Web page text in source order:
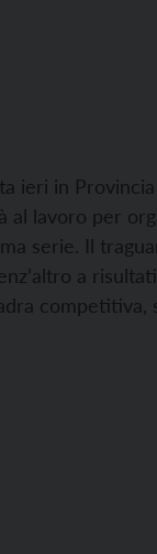
ieri in
lavoro per
serie. Il
a
competitiva,